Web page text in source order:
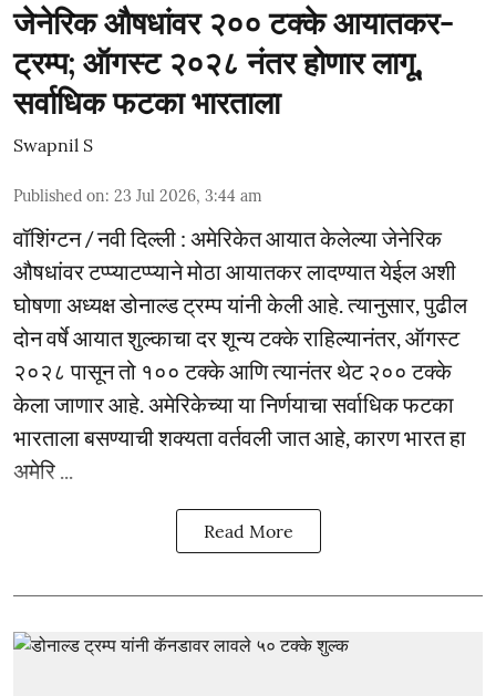
जेनेरिक औषधांवर २०० टक्के आयातकर-
ट्रम्प; ऑगस्ट २०२८ नंतर होणार लागू,
सर्वाधिक फटका भारताला
Swapnil S
Published on: 23 Jul 2026, 3:44 am
वॉशिंग्टन / नवी दिल्ली : अमेरिकेत आयात केलेल्या जेनेरिक
औषधांवर टप्प्याटप्प्याने मोठा आयातकर लादण्यात येईल अशी
घोषणा अध्यक्ष डोनाल्ड ट्रम्प यांनी केली आहे. त्यानुसार, पुढील
दोन वर्षे आयात शुल्काचा दर शून्य टक्के राहिल्यानंतर, ऑगस्ट
२०२८ पासून तो १०० टक्के आणि त्यानंतर थेट २०० टक्के
केला जाणार आहे. अमेरिकेच्या या निर्णयाचा सर्वाधिक फटका
भारताला बसण्याची शक्यता वर्तवली जात आहे, कारण भारत हा
अमेरि ...
Read More